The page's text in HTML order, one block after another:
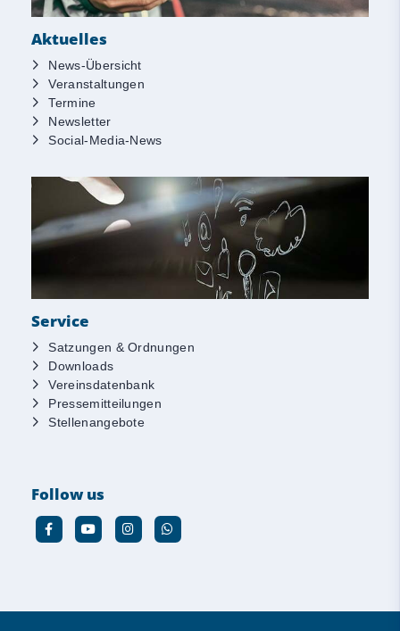
Aktuelles
News-Übersicht
Veranstaltungen
Termine
Newsletter
Social-Media-News
Service
Satzungen & Ordnungen
Downloads
Vereinsdatenbank
Pressemitteilungen
Stellenangebote
Follow us